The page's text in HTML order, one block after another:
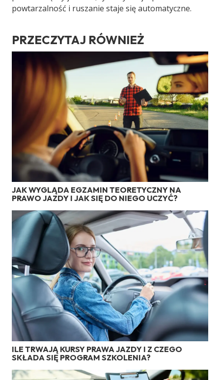
powtarzalność i ruszanie staje się automatyczne.
PRZECZYTAJ RÓWNIEŻ
JAK WYGLĄDA EGZAMIN TEORETYCZNY NA
PRAWO JAZDY I JAK SIĘ DO NIEGO UCZYĆ?
ILE TRWAJĄ KURSY PRAWA JAZDY I Z CZEGO
SKŁADA SIĘ PROGRAM SZKOLENIA?